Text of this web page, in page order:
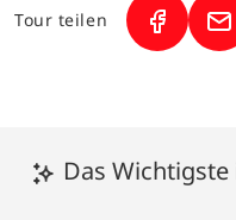
Tour teilen